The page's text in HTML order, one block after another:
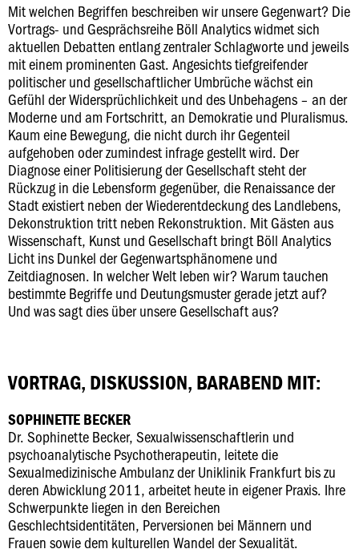
Mit welchen Begriffen beschreiben wir unsere Gegenwart? Die
Vortrags- und Gesprächsreihe Böll Analytics widmet sich
aktuellen Debatten entlang zentraler Schlagworte und jeweils
mit einem prominenten Gast. Angesichts tiefgreifender
politischer und gesellschaftlicher Umbrüche wächst ein
Gefühl der Widersprüchlichkeit und des Unbehagens – an der
Moderne und am Fortschritt, an Demokratie und Pluralismus.
Kaum eine Bewegung, die nicht durch ihr Gegenteil
aufgehoben oder zumindest infrage gestellt wird. Der
Diagnose einer Politisierung der Gesellschaft steht der
Rückzug in die Lebensform gegenüber, die Renaissance der
Stadt existiert neben der Wiederentdeckung des Landlebens,
Dekonstruktion tritt neben Rekonstruktion. Mit Gästen aus
Wissenschaft, Kunst und Gesellschaft bringt Böll Analytics
Licht ins Dunkel der Gegenwartsphänomene und
Zeitdiagnosen. In welcher Welt leben wir? Warum tauchen
bestimmte Begriffe und Deutungsmuster gerade jetzt auf?
Und was sagt dies über unsere Gesellschaft aus?
VORTRAG, DISKUSSION, BARABEND MIT:
SOPHINETTE BECKER
Dr. Sophinette Becker, Sexualwissenschaftlerin und
psychoanalytische Psychotherapeutin, leitete die
Sexualmedizinische Ambulanz der Uniklinik Frankfurt bis zu
deren Abwicklung 2011, arbeitet heute in eigener Praxis. Ihre
Schwerpunkte liegen in den Bereichen
Geschlechtsidentitäten, Perversionen bei Männern und
Frauen sowie dem kulturellen Wandel der Sexualität.